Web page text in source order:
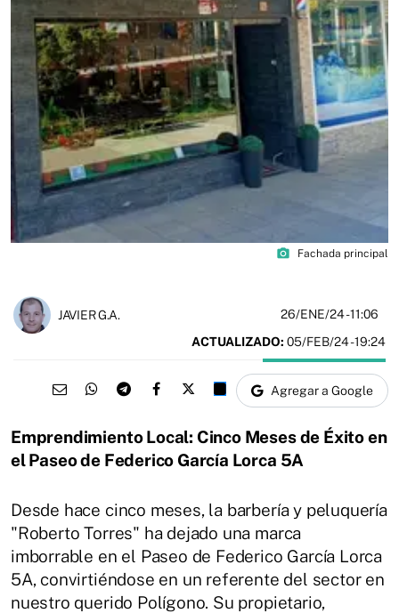
photo_camera Fachada principal
JAVIER G.A. 26/ENE/24- 11:06
ACTUALIZADO: 05/FEB/24 - 19:24
Agregar a Google
Emprendimiento Local: Cinco Meses de Éxito en
el Paseo de Federico García Lorca 5A
Desde hace cinco meses, la barbería y peluquería
"Roberto Torres" ha dejado una marca
imborrable en el Paseo de Federico García Lorca
5A, convirtiéndose en un referente del sector en
nuestro querido Polígono. Su propietario,